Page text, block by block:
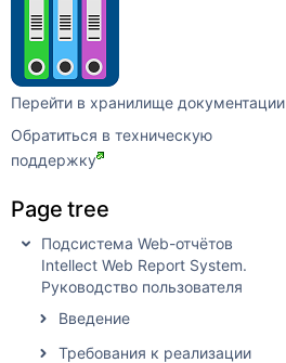
Перейти в хранилище документации
Обратиться в техническую
поддержку
Page tree
Подсистема Web-отчётов
Intellect Web Report System.
Руководство пользователя
Введение
Требования к реализации